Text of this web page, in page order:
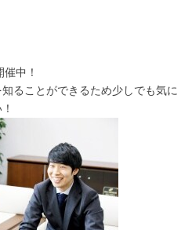
中！
ることができるため少しでも気に